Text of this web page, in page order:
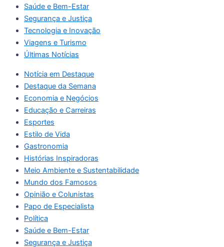
Saúde e Bem-Estar
Segurança e Justiça
Tecnologia e Inovação
Viagens e Turismo
Últimas Notícias
Notícia em Destaque
Destaque da Semana
Economia e Negócios
Educação e Carreiras
Esportes
Estilo de Vida
Gastronomia
Histórias Inspiradoras
Meio Ambiente e Sustentabilidade
Mundo dos Famosos
Opinião e Colunistas
Papo de Especialista
Política
Saúde e Bem-Estar
Segurança e Justiça